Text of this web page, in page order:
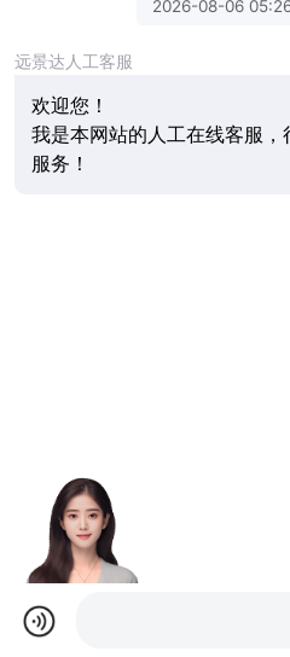
2026-08-06
远景达人工客服
欢迎您！
我是本网站的人工在线客服，
服务！